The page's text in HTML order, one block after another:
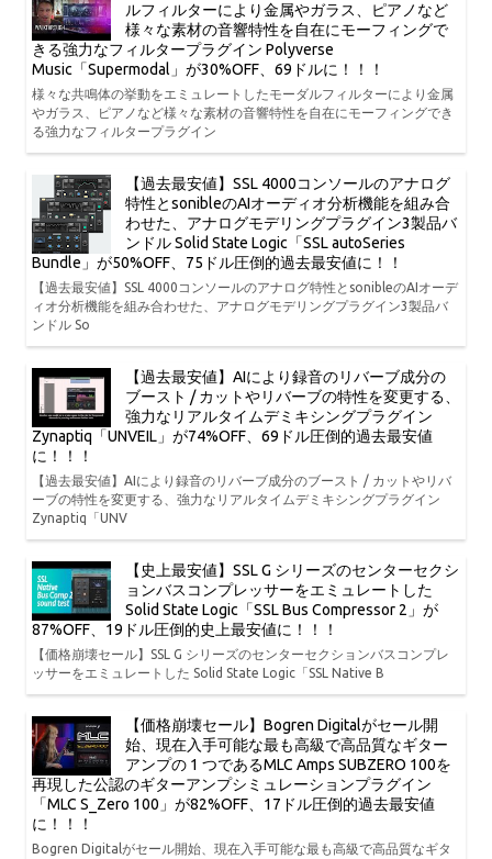
ルフィルターにより金属やガラス、ピアノなど
様々な素材の音響特性を自在にモーフィングで
きる強力なフィルタープラグイン Polyverse
Music「Supermodal」が30%OFF、69ドルに！！！
様々な共鳴体の挙動をエミュレートしたモーダルフィルターにより金属
やガラス、ピアノなど様々な素材の音響特性を自在にモーフィングでき
る強力なフィルタープラグイン
【過去最安値】SSL 4000コンソールのアナログ
特性とsonibleのAIオーディオ分析機能を組み合
わせた、アナログモデリングプラグイン3製品バ
ンドル Solid State Logic「SSL autoSeries
Bundle」が50%OFF、75ドル圧倒的過去最安値に！！
【過去最安値】SSL 4000コンソールのアナログ特性とsonibleのAIオーデ
ィオ分析機能を組み合わせた、アナログモデリングプラグイン3製品バ
ンドル So
【過去最安値】AIにより録音のリバーブ成分の
ブースト / カットやリバーブの特性を変更する、
強力なリアルタイムデミキシングプラグイン
Zynaptiq「UNVEIL」が74%OFF、69ドル圧倒的過去最安値
に！！！
【過去最安値】AIにより録音のリバーブ成分のブースト / カットやリバ
ーブの特性を変更する、強力なリアルタイムデミキシングプラグイン
Zynaptiq「UNV
【史上最安値】SSL G シリーズのセンターセクシ
ョンバスコンプレッサーをエミュレートした
Solid State Logic「SSL Bus Compressor 2」が
87%OFF、19ドル圧倒的史上最安値に！！！
【価格崩壊セール】SSL G シリーズのセンターセクションバスコンプレ
ッサーをエミュレートした Solid State Logic「SSL Native B
【価格崩壊セール】Bogren Digitalがセール開
始、現在入手可能な最も高級で高品質なギター
アンプの 1 つであるMLC Amps SUBZERO 100を
再現した公認のギターアンプシミュレーションプラグイン
「MLC S_Zero 100」が82%OFF、17ドル圧倒的過去最安値
に！！！
Bogren Digitalがセール開始、現在入手可能な最も高級で高品質なギタ